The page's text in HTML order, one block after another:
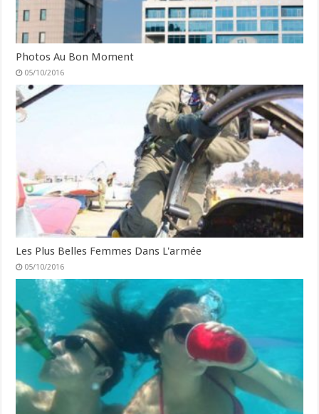
Photos Au Bon Moment
05/10/2016
Les Plus Belles Femmes Dans L'armée
05/10/2016